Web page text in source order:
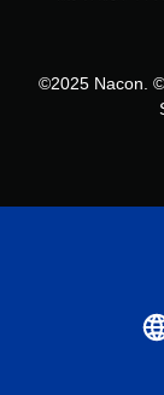
©2025 Nacon.